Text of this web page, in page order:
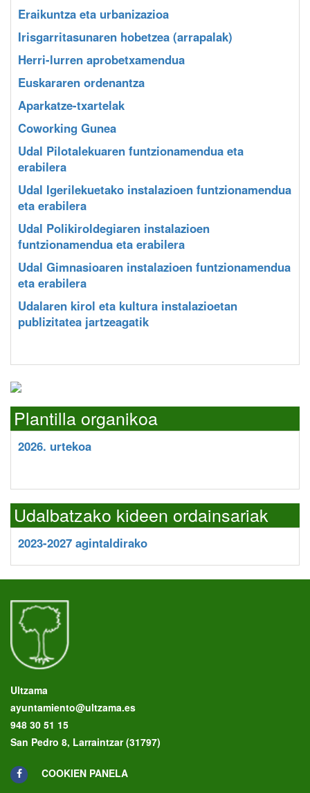
Eraikuntza eta urbanizazioa
Irisgarritasunaren hobetzea (arrapalak)
Herri-lurren aprobetxamendua
Euskararen ordenantza
Aparkatze-txartelak
Coworking Gunea
Udal Pilotalekuaren funtzionamendua eta
erabilera
Udal Igerilekuetako instalazioen funtzionamendua
eta erabilera
Udal Polikiroldegiaren instalazioen
funtzionamendua eta erabilera
Udal Gimnasioaren instalazioen funtzionamendua
eta erabilera
Udalaren kirol eta kultura instalazioetan
publizitatea jartzeagatik
Plantilla organikoa
2026. urtekoa
Udalbatzako kideen ordainsariak
2023-2027 agintaldirako
Ultzama
ayuntamiento@ultzama.es
948 30 51 15
San Pedro 8, Larraintzar (31797)
COOKIEN PANELA